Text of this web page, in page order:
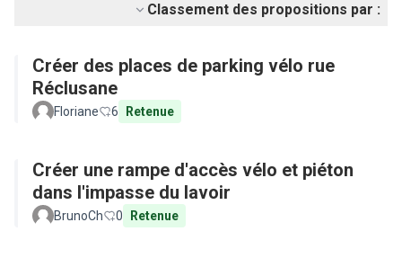
Classement des propositions par :
Créer des places de parking vélo rue
Réclusane
Floriane 6 Retenue
Créer une rampe d'accès vélo et piéton
dans l'impasse du lavoir
BrunoCh 0 Retenue